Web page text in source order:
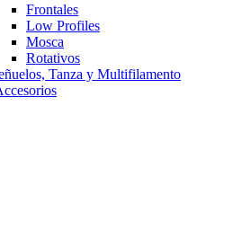
Frontales
Low Profiles
Mosca
Rotativos
Tanza y Multifilamento